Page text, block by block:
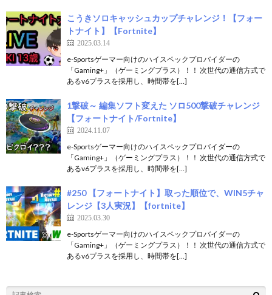
こうきソロキャッシュカップチャレンジ！【フォー
トナイト】【Fortnite】
2025.03.14
e-Sportsゲーマー向けのハイスペックプロバイダーの
「Gaming+」（ゲーミングプラス）！！ 次世代の通信方式で
あるv6プラスを採用し、時間帯を[…]
1撃破～ 編集ソフト変えた ソロ500撃破チャレンジ
【フォートナイト/Fortnite】
2024.11.07
e-Sportsゲーマー向けのハイスペックプロバイダーの
「Gaming+」（ゲーミングプラス）！！ 次世代の通信方式で
あるv6プラスを採用し、時間帯を[…]
#250 【フォートナイト】取った順位で、WIN5チャ
レンジ【3人実況】【fortnite】
2025.03.30
e-Sportsゲーマー向けのハイスペックプロバイダーの
「Gaming+」（ゲーミングプラス）！！ 次世代の通信方式で
あるv6プラスを採用し、時間帯を[…]